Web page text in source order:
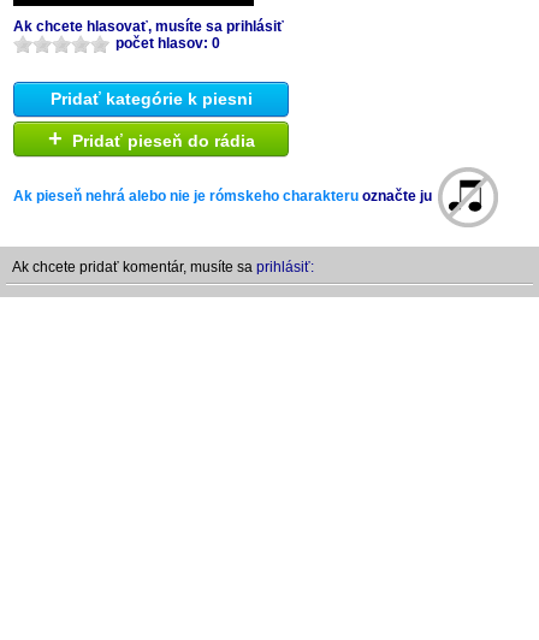
Ak chcete hlasovať, musíte sa prihlásiť
počet hlasov: 0
Pridať kategórie k piesni
+ Pridať pieseň do rádia
Ak pieseň nehrá alebo nie je rómskeho charakteru označte ju
Ak chcete pridať komentár, musíte sa prihlásiť: